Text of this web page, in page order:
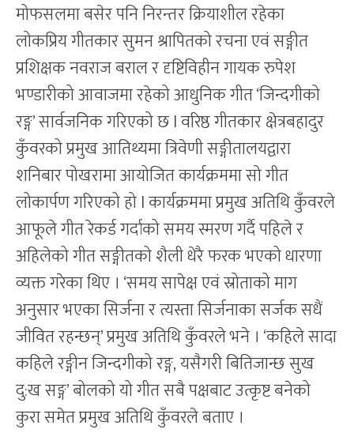
मोफसलमा बसेर पनि निरन्तर क्रियाशील रहेका
लोकप्रिय गीतकार सुमन श्रापितको रचना एवं सङ्गीत
प्रशिक्षक नवराज बराल र दृष्टिविहीन गायक रुपेश
भण्डारीको आवाजमा रहेको आधुनिक गीत ‘जिन्दगीको
रङ्ग’ सार्वजनिक गरिएको छ l वरिष्ठ गीतकार क्षेत्रबहादुर
कुँवरको प्रमुख आतिथ्यमा त्रिवेणी सङ्गीतालयद्वारा
शनिबार पोखरामा आयोजित कार्यक्रममा सो गीत
लोकार्पण गरिएको हो l कार्यक्रममा प्रमुख अतिथि कुँवरले
आफूले गीत रेकर्ड गर्दाको समय स्मरण गर्दै पहिले र
अहिलेको गीत सङ्गीतको शैली धेरै फरक भएको धारणा
व्यक्त गरेका थिए । ‘समय सापेक्ष एवं स्रोताको माग
अनुसार भएका सिर्जना र त्यस्ता सिर्जनाका सर्जक सधैं
जीवित रहन्छन्’ प्रमुख अतिथि कुँवरले भने । ‘कहिले सादा
कहिले रङ्गीन जिन्दगीको रङ्ग, यसैगरी बितिजान्छ सुख
दु:ख सङ्ग’ बोलको यो गीत सबै पक्षबाट उत्कृष्ट बनेको
कुरा समेत प्रमुख अतिथि कुँवरले बताए ।